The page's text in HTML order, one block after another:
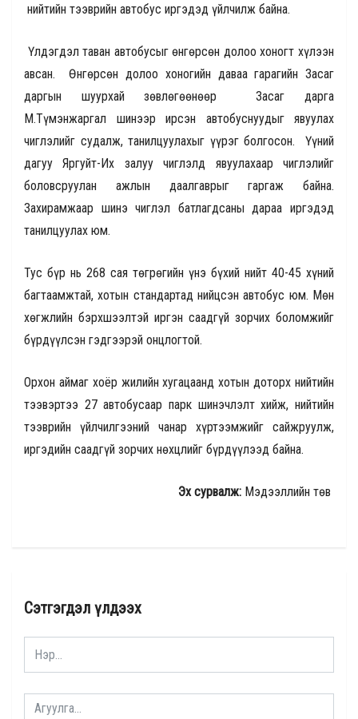
нийтийн тээврийн автобус иргэдэд үйлчилж байна.
Үлдэгдэл таван автобусыг өнгөрсөн долоо хоногт хүлээн
авсан. Өнгөрсөн долоо хоногийн даваа гарагийн Засаг
даргын шуурхай зөвлөгөөнөөр Засаг дарга
М.Түмэнжаргал шинээр ирсэн автобуснуудыг явуулах
чиглэлийг судалж, танилцуулахыг үүрэг болгосон. Үүний
дагуу Яргуйт-Их залуу чиглэлд явуулахаар чиглэлийг
боловсруулан ажлын даалгаврыг гаргаж байна.
Захирамжаар шинэ чиглэл батлагдсаны дараа иргэдэд
танилцуулах юм.
Тус бүр нь 268 сая төгрөгийн үнэ бүхий нийт 40-45 хүний
багтаамжтай, хотын стандартад нийцсэн автобус юм. Мөн
хөгжлийн бэрхшээлтэй иргэн саадгүй зорчих боломжийг
бүрдүүлсэн гэдгээрэй онцлогтой.
Орхон аймаг хоёр жилийн хугацаанд хотын доторх нийтийн
тээвэртээ 27 автобусаар парк шинэчлэлт хийж, нийтийн
тээврийн үйлчилгээний чанар хүртээмжийг сайжруулж,
иргэдийн саадгүй зорчих нөхцлийг бүрдүүлээд байна.
Эх сурвалж: Мэдээллийн төв
Сэтгэгдэл үлдээх